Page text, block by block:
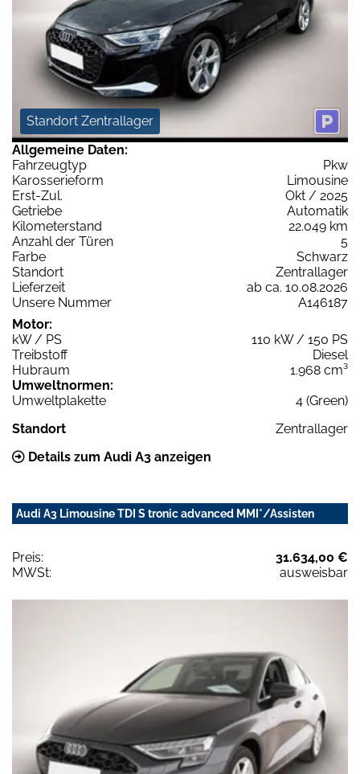
Standort Zentrallager
Allgemeine Daten:
Fahrzeugtyp
Pkw
Karosserieform
Limousine
Erst-Zul.
Okt / 2025
Getriebe
Automatik
Kilometerstand
22.049 km
Anzahl der Türen
5
Farbe
Schwarz
Standort
Zentrallager
Lieferzeit
ab ca. 10.08.2026
Unsere Nummer
A146187
Motor:
kW / PS
110 kW / 150 PS
Treibstoff
Diesel
Hubraum
1.968 cm³
Umweltnormen:
Umweltplakette
4 (Green)
Standort
Zentrallager
Details zum Audi A3 anzeigen
Audi A3 Limousine TDI S tronic advanced MMI*/Assisten
Preis:
31.634,00 €
MWSt:
ausweisbar